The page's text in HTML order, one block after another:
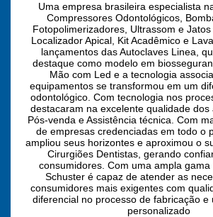
Uma empresa brasileira especialista
Compressores Odontológicos,
Fotopolimerizadores, Ultrassom e Jatos
Localizador Apical, Kit Acadêmico e
lançamentos das Autoclaves Linea,
destaque como modelo em
Mão com Led e a tecnologia
equipamentos se transformou em um
odontológico. Com tecnologia nos
destacaram na excelente qualidade dos
Pós-venda e Assistência técnica. Com
de empresas credenciadas em todo o
ampliou seus horizontes e aproximou o
Cirurgiões Dentistas, gerando
consumidores. Com uma ampla
Schuster é capaz de atender as
consumidores mais exigentes com
diferencial no processo de fabricação e
personalizado